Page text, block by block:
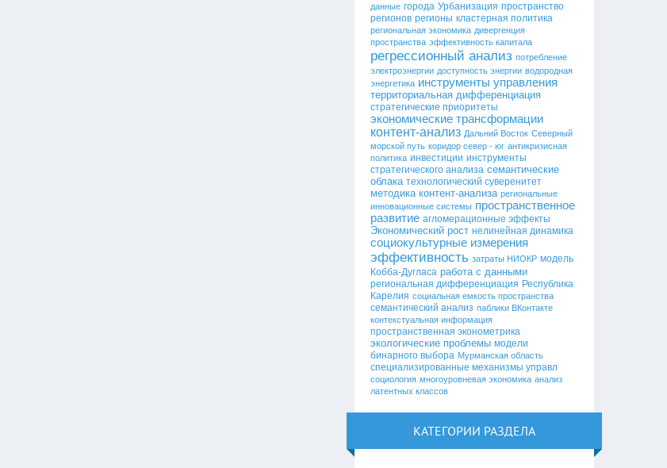
данные города Урбанизация пространство
регионов регионы кластерная политика
региональная экономика дивергенция
пространства эффективность капитала
регрессионный анализ потребление
электроэнергии доступность энергии водородная
энергетика инструменты управления
территориальная дифференциация
стратегические приоритеты
экономические трансформации
контент-анализ Дальний Восток Северный
морской путь коридор север - юг антикризисная
политика инвестиции инструменты
стратегического анализа семантические
облака технологический суверенитет
методика контент-анализа региональные
инновационные системы пространственное
развитие агломерационные эффекты
Экономический рост нелинейная динамика
социокультурные измерения
эффективность затраты НИОКР модель
Кобба-Дугласа работа с данными
региональная дифференциация Республика
Карелия социальная емкость пространства
семантический анализ паблики ВКонтакте
контекстуальная информация
пространственная эконометрика
экологические проблемы модели
бинарного выбора Мурманская область
специализированные механизмы управл
социология многоуровневая экономика анализ
латентных классов
КАТЕГОРИИ РАЗДЕЛА